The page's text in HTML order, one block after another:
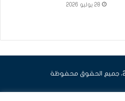
28 يوليو 2026